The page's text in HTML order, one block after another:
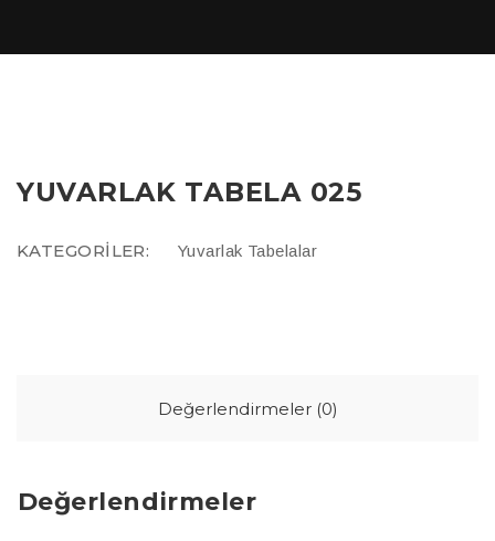
YUVARLAK TABELA 025
KATEGORILER: Yuvarlak Tabelalar
Değerlendirmeler (0)
Değerlendirmeler